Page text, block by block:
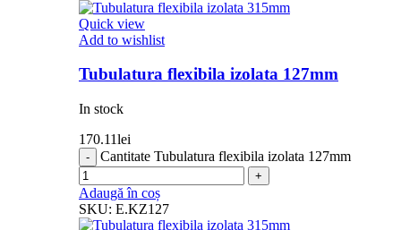
Quick view
Add to wishlist
Tubulatura flexibila izolata 127mm
In stock
170.11lei
Cantitate Tubulatura flexibila izolata 127mm
Adaugă în coș
SKU: E.KZ127